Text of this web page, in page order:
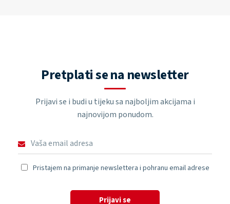
Pretplati se na newsletter
Prijavi se i budi u tijeku sa najboljim akcijama i
najnovijom ponudom.
Pristajem na primanje newslettera i pohranu email adrese
Prijavi se